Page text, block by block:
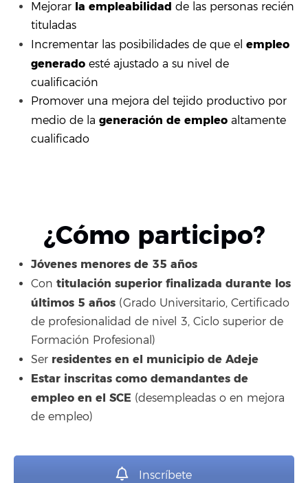
Mejorar la empleabilidad de las personas recién
tituladas
Incrementar las posibilidades de que el empleo
generado esté ajustado a su nivel de
cualificación
Promover una mejora del tejido productivo por
medio de la generación de empleo altamente
cualificado
¿Cómo participo?
Jóvenes menores de 35 años
Con titulación superior finalizada durante los
últimos 5 años (Grado Universitario, Certificado
de profesionalidad de nivel 3, Ciclo superior de
Formación Profesional)
Ser residentes en el municipio de Adeje
Estar inscritas como demandantes de
empleo en el SCE (desempleadas o en mejora
de empleo)
Inscríbete